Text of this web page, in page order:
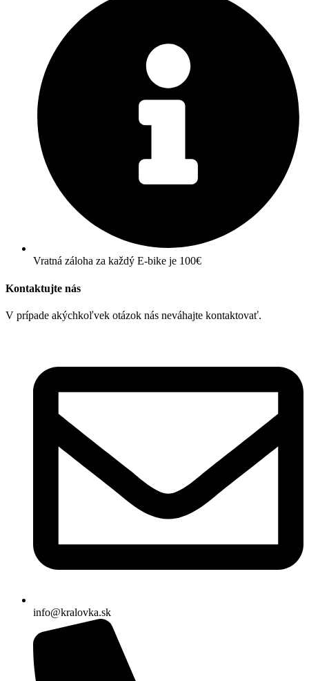
Vratná záloha za každý E-bike je 100€
Kontaktujte nás
V prípade akýchkoľvek otázok nás neváhajte kontaktovať.
info@kralovka.sk